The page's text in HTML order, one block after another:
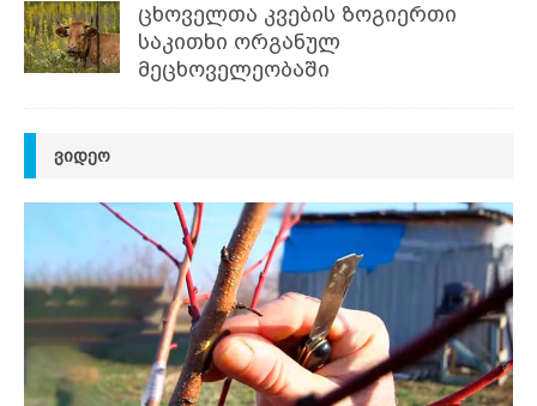
ცხოველთა კვების ზოგიერთი
საკითხი ორგანულ
მეცხოველეობაში
ᲕᲘᲓᲔᲝ